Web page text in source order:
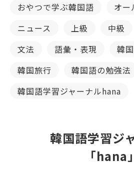
おやつで学ぶ韓国語
オー
ニュース
上級 中級
文法
語彙・表現
韓
韓国旅行
韓国語の勉強法
韓国語学習ジャーナルhana
韓国語学習ジ
「hana」